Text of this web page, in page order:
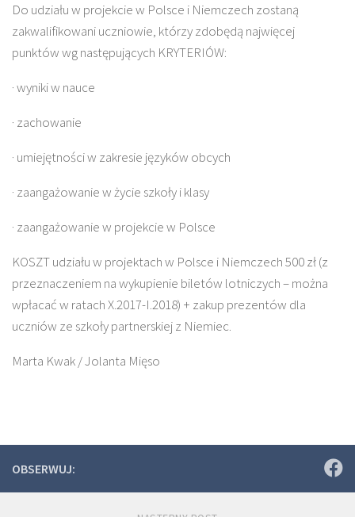
Do udziału w projekcie w Polsce i Niemczech zostaną
zakwalifikowani uczniowie, którzy zdobędą najwięcej
punktów wg następujących KRYTERIÓW:
· wyniki w nauce
· zachowanie
· umiejętności w zakresie języków obcych
· zaangażowanie w życie szkoły i klasy
· zaangażowanie w projekcie w Polsce
KOSZT udziału w projektach w Polsce i Niemczech 500 zł (z
przeznaczeniem na wykupienie biletów lotniczych – można
wpłacać w ratach X.2017-I.2018) + zakup prezentów dla
uczniów ze szkoły partnerskiej z Niemiec.
Marta Kwak / Jolanta Mięso
OBSERWUJ: